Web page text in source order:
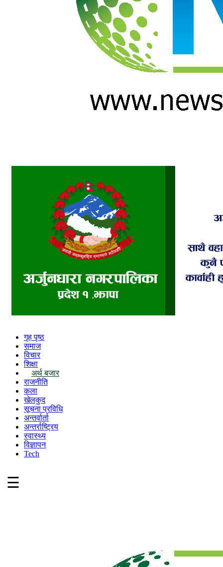
गृह पृष्ठ
समाज
विचार
शिक्षा
अर्थ बजार
राजनीति
कला
खेलकुद
सूचना प्रविधि
अन्तर्वार्ता
अन्तर्राष्ट्रिय
स्वास्थ्य
विज्ञापन
Tech
☰